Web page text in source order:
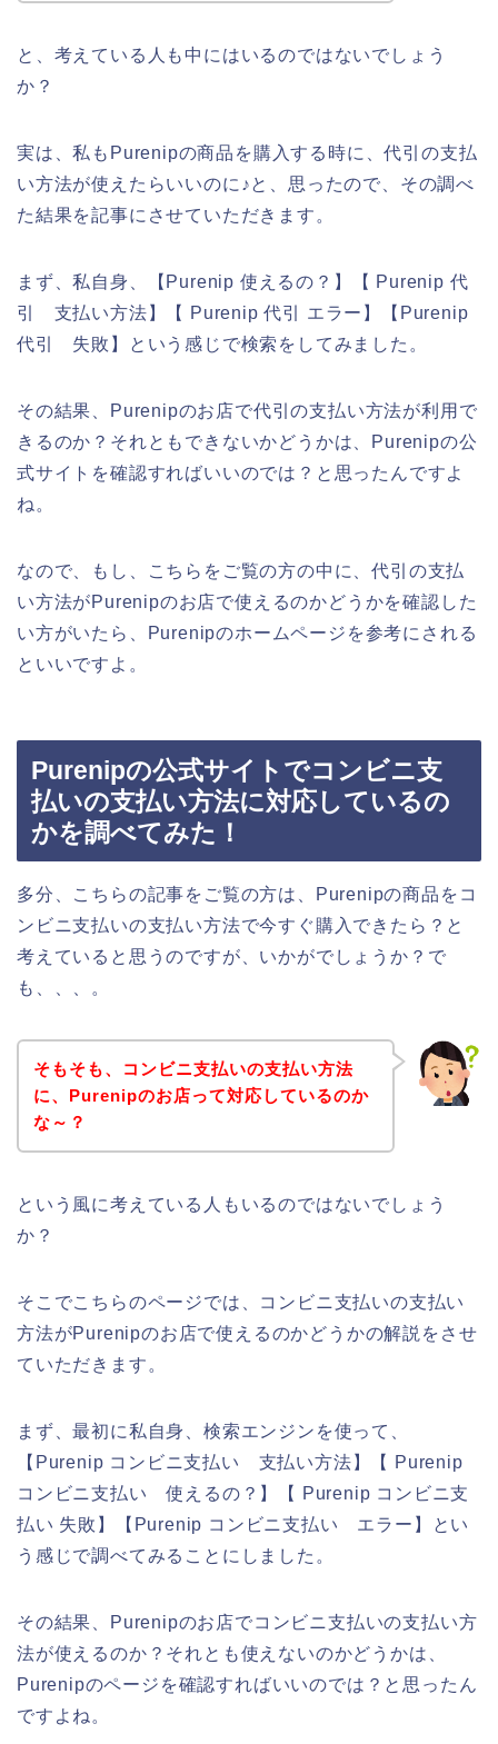
と、考えている人も中にはいるのではないでしょう
か？
実は、私もPurenipの商品を購入する時に、代引の支払
い方法が使えたらいいのに♪と、思ったので、その調べ
た結果を記事にさせていただきます。
まず、私自身、【Purenip 使えるの？】【 Purenip 代
引 支払い方法】【 Purenip 代引 エラー】【Purenip
代引 失敗】という感じで検索をしてみました。
その結果、Purenipのお店で代引の支払い方法が利用で
きるのか？それともできないかどうかは、Purenipの公
式サイトを確認すればいいのでは？と思ったんですよ
ね。
なので、もし、こちらをご覧の方の中に、代引の支払
い方法がPurenipのお店で使えるのかどうかを確認した
い方がいたら、Purenipのホームページを参考にされる
といいですよ。
Purenipの公式サイトでコンビニ支
払いの支払い方法に対応しているの
かを調べてみた！
多分、こちらの記事をご覧の方は、Purenipの商品をコ
ンビニ支払いの支払い方法で今すぐ購入できたら？と
考えていると思うのですが、いかがでしょうか？で
も、、、。
そもそも、コンビニ支払いの支払い方法
に、Purenipのお店って対応しているのか
な～？
という風に考えている人もいるのではないでしょう
か？
そこでこちらのページでは、コンビニ支払いの支払い
方法がPurenipのお店で使えるのかどうかの解説をさせ
ていただきます。
まず、最初に私自身、検索エンジンを使って、
【Purenip コンビニ支払い 支払い方法】【 Purenip
コンビニ支払い 使えるの？】【 Purenip コンビニ支
払い 失敗】【Purenip コンビニ支払い エラー】とい
う感じで調べてみることにしました。
その結果、Purenipのお店でコンビニ支払いの支払い方
法が使えるのか？それとも使えないのかどうかは、
Purenipのページを確認すればいいのでは？と思ったん
ですよね。